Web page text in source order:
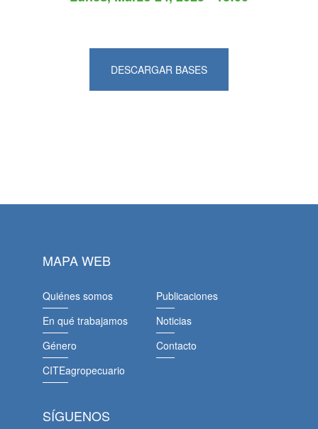
DESCARGAR BASES
MAPA WEB
Quiénes somos
En qué trabajamos
Género
CITEagropecuario
Publicaciones
Noticias
Contacto
SÍGUENOS